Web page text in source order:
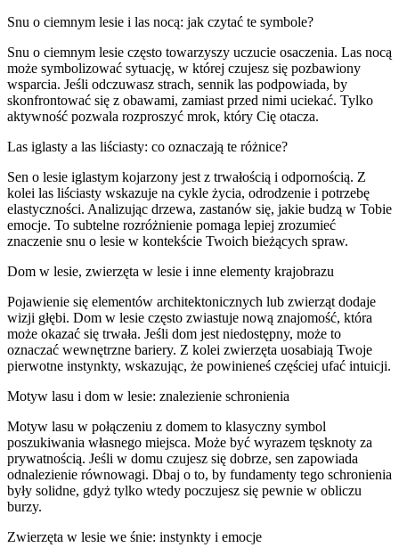
Snu o ciemnym lesie i las nocą: jak czytać te symbole?
Snu o ciemnym lesie często towarzyszy uczucie osaczenia. Las nocą
może symbolizować sytuację, w której czujesz się pozbawiony
wsparcia. Jeśli odczuwasz strach, sennik las podpowiada, by
skonfrontować się z obawami, zamiast przed nimi uciekać. Tylko
aktywność pozwala rozproszyć mrok, który Cię otacza.
Las iglasty a las liściasty: co oznaczają te różnice?
Sen o lesie iglastym kojarzony jest z trwałością i odpornością. Z
kolei las liściasty wskazuje na cykle życia, odrodzenie i potrzebę
elastyczności. Analizując drzewa, zastanów się, jakie budzą w Tobie
emocje. To subtelne rozróżnienie pomaga lepiej zrozumieć
znaczenie snu o lesie w kontekście Twoich bieżących spraw.
Dom w lesie, zwierzęta w lesie i inne elementy krajobrazu
Pojawienie się elementów architektonicznych lub zwierząt dodaje
wizji głębi. Dom w lesie często zwiastuje nową znajomość, która
może okazać się trwała. Jeśli dom jest niedostępny, może to
oznaczać wewnętrzne bariery. Z kolei zwierzęta uosabiają Twoje
pierwotne instynkty, wskazując, że powinieneś częściej ufać intuicji.
Motyw lasu i dom w lesie: znalezienie schronienia
Motyw lasu w połączeniu z domem to klasyczny symbol
poszukiwania własnego miejsca. Może być wyrazem tęsknoty za
prywatnością. Jeśli w domu czujesz się dobrze, sen zapowiada
odnalezienie równowagi. Dbaj o to, by fundamenty tego schronienia
były solidne, gdyż tylko wtedy poczujesz się pewnie w obliczu
burzy.
Zwierzęta w lesie we śnie: instynkty i emocje